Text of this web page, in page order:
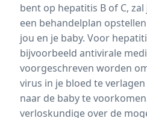
bent op hepatitis B of C,
een behandelplan
jou en je baby. Voor
bijvoorbeeld antivirale
voorgeschreven worden
virus in je bloed te
naar de baby te
verloskundige over de